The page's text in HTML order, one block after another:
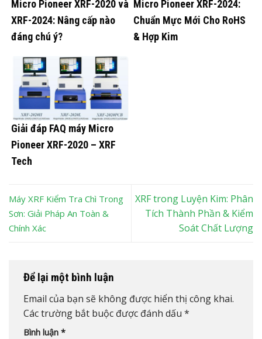
Micro Pioneer XRF-2020 và
XRF-2024: Nâng cấp nào
đáng chú ý?
Micro Pioneer XRF-2024:
Chuẩn Mực Mới Cho RoHS
& Hợp Kim
Giải đáp FAQ máy Micro
Pioneer XRF-2020 – XRF
Tech
Máy XRF Kiểm Tra Chì Trong
Sơn: Giải Pháp An Toàn &
Chính Xác
XRF trong Luyện Kim: Phân
Tích Thành Phần & Kiểm
Soát Chất Lượng
Để lại một bình luận
Email của bạn sẽ không được hiển thị công khai.
Các trường bắt buộc được đánh dấu *
Bình luận *